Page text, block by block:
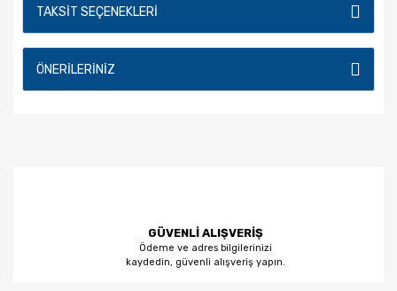
TAKSIT SEÇENEKLERI
ÖNERILERINIZ
GÜVENLİ ALIŞVERİŞ
Ödeme ve adres bilgilerinizi
kaydedin, güvenli alışveriş yapın.